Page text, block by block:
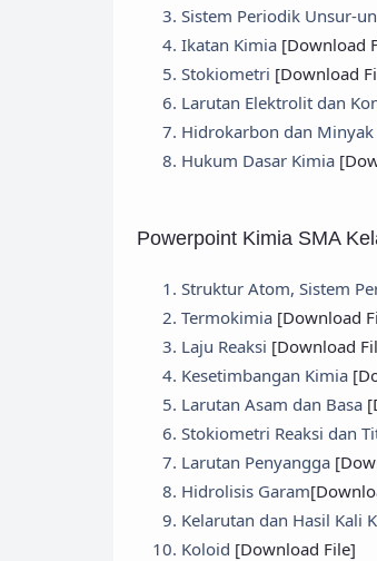
Sistem Periodik Unsur-
Ikatan Kimia [Download
Stokiometri [Download
Larutan Elektrolit dan
Hidrokarbon dan
Hukum Dasar Kimia
Powerpoint Kimia SMA
Struktur Atom, Sistem
Termokimia [Download
Laju Reaksi [Download
Kesetimbangan Kimia
Larutan Asam dan Basa
Stokiometri Reaksi dan
Larutan Penyangga
Hidrolisis Garam
Kelarutan dan Hasil Kali
Koloid [Download File]